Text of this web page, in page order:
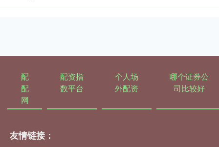
配
配
网
配资指
数平台
个人场
外配资
哪个证券公
司比较好
友情链接：